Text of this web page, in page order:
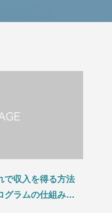
で収入を得る方法
グラムの仕組みと